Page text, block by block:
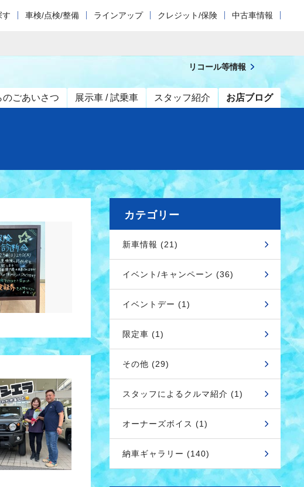
す 車検/点検/整備 ラインアップ クレジット/保険 中古車情報
のごあいさつ 展示車 / 試乗車 スタッフ紹介 お店ブログ
リコール等情報
カテゴリー
新車情報 (21)
イベント/キャンペーン (36)
イベントデー (1)
限定車 (1)
その他 (29)
スタッフによるクルマ紹介 (1)
オーナーズボイス (1)
納車ギャラリー (140)